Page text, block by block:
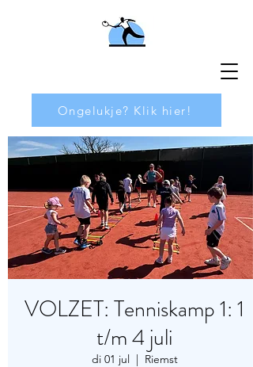
Ongelukje? Klik hier!
VOLZET: Tenniskamp 1: 1
t/m 4 juli
di 01 jul
  |
Riemst